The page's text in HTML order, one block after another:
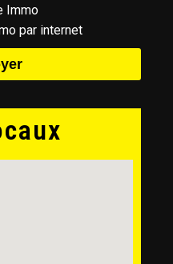
Immo
par internet